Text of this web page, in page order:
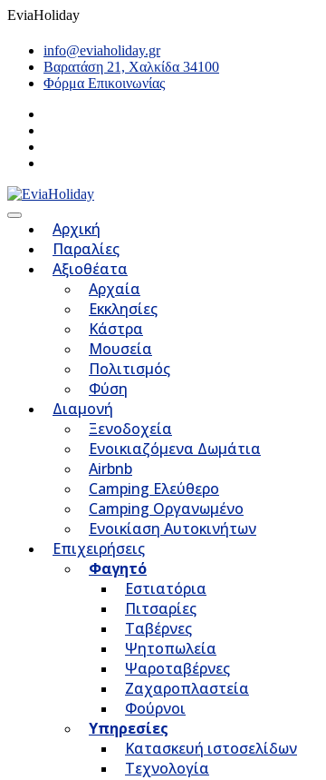
EviaHoliday
info@eviaholiday.gr
Βαρατάση 21, Χαλκίδα 34100
Φόρμα Επικοινωνίας
Αρχική
Παραλίες
Αξιοθέατα
Αρχαία
Εκκλησίες
Κάστρα
Μουσεία
Πολιτισμός
Φύση
Διαμονή
Ξενοδοχεία
Ενοικιαζόμενα Δωμάτια
Airbnb
Camping Ελεύθερο
Camping Οργανωμένο
Ενοικίαση Αυτοκινήτων
Επιχειρήσεις
Φαγητό
Εστιατόρια
Πιτσαρίες
Ταβέρνες
Ψητοπωλεία
Ψαροταβέρνες
Ζαχαροπλαστεία
Φούρνοι
Υπηρεσίες
Κατασκευή ιστοσελίδων
Τεχνολογία